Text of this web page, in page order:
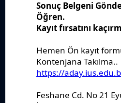
Kanunlar
Kararlar
Politikalar
Raporlar